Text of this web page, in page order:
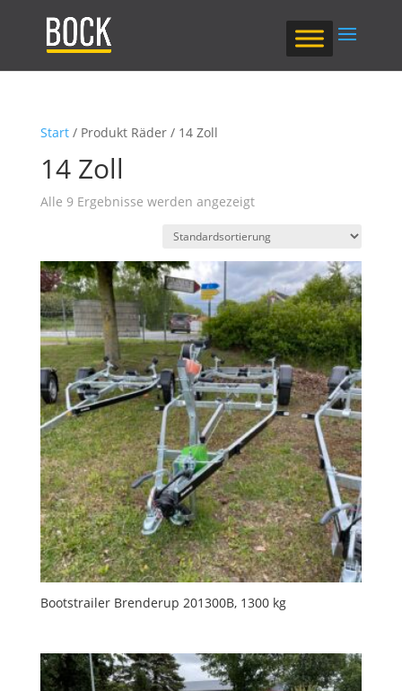
Start/ Produkt Räder / 14 Zoll
14 Zoll
Alle 9 Ergebnisse werden angezeigt
Bootstrailer Brenderup 201300B, 1300 kg